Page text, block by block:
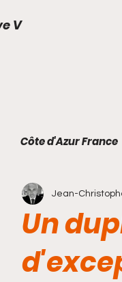
V
Côte d'Azur France
Finances
Un
Jean-